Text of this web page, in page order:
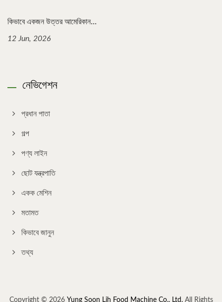
কিভাবে একজন উত্তর আমেরিকান...
12 Jun, 2026
নেভিগেশন
প্রধান পাতা
গল্প
পণ্য লাইন
ছোট যন্ত্রপাতি
একক মেশিন
মতামত
কিভাবে জানুন
তথ্য
Copyright © 2026 Yung Soon Lih Food Machine Co., Ltd.All Rights